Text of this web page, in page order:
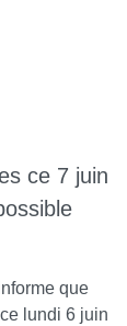
ce 7 juin
que
lundi 6 juin